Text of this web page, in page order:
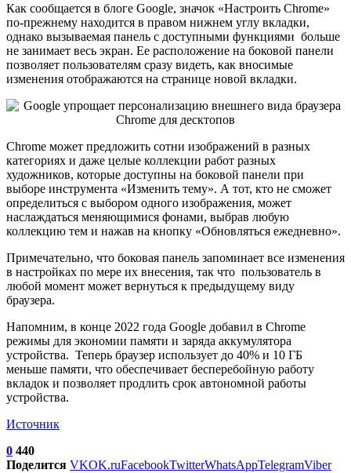
Как сообщается в блоге Google, значок «Настроить Chrome»
по-прежнему находится в правом нижнем углу вкладки,
однако вызываемая панель с доступными функциями больше
не занимает весь экран. Ее расположение на боковой панели
позволяет пользователям сразу видеть, как вносимые
изменения отображаются на странице новой вкладки.
Chrome может предложить сотни изображений в разных
категориях и даже целые коллекции работ разных
художников, которые доступны на боковой панели при
выборе инструмента «Изменить тему». А тот, кто не сможет
определиться с выбором одного изображения, может
наслаждаться меняющимися фонами, выбрав любую
коллекцию тем и нажав на кнопку «Обновляться ежедневно».
Примечательно, что боковая панель запоминает все изменения
в настройках по мере их внесения, так что пользователь в
любой момент может вернуться к предыдущему виду
браузера.
Напомним, в конце 2022 года Google добавил в Chrome
режимы для экономии памяти и заряда аккумулятора
устройства. Теперь браузер использует до 40% и 10 ГБ
меньше памяти, что обеспечивает бесперебойную работу
вкладок и позволяет продлить срок автономной работы
устройства.
Источник
0 440
Поделится VKOK.ruFacebookTwitterWhatsAppTelegramViber